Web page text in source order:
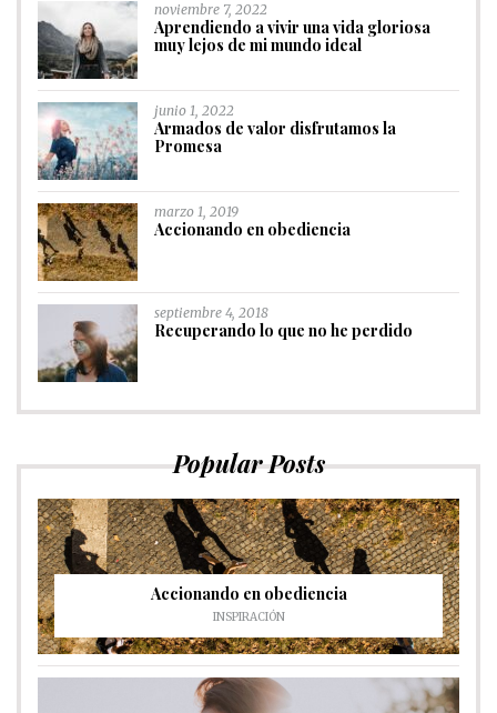
noviembre 7, 2022
Aprendiendo a vivir una vida gloriosa
muy lejos de mi mundo ideal
junio 1, 2022
Armados de valor disfrutamos la
Promesa
marzo 1, 2019
Accionando en obediencia
septiembre 4, 2018
Recuperando lo que no he perdido
Popular Posts
Accionando en obediencia
INSPIRACIÓN